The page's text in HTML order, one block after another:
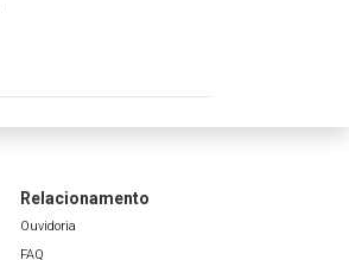
Relacionamento
Ouvidoria
FAQ